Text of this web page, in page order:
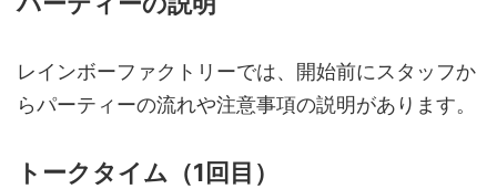
レインボーファクトリーでは、開始前にスタッフか
らパーティーの流れや注意事項の説明があります。
トークタイム（1回目）